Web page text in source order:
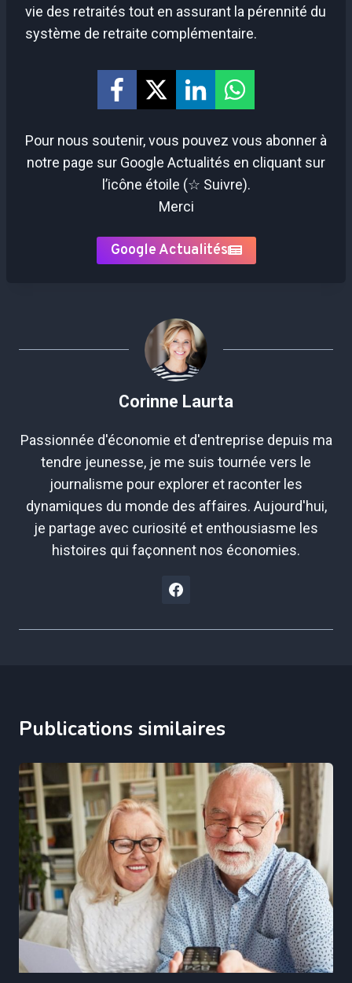
vie des retraités tout en assurant la pérennité du
système de retraite complémentaire.
Pour nous soutenir, vous pouvez vous abonner à
notre page sur Google Actualités en cliquant sur
l’icône étoile (☆ Suivre).
Merci
Google Actualités
Corinne Laurta
Passionnée d'économie et d'entreprise depuis ma
tendre jeunesse, je me suis tournée vers le
journalisme pour explorer et raconter les
dynamiques du monde des affaires. Aujourd'hui,
je partage avec curiosité et enthousiasme les
histoires qui façonnent nos économies.
Publications similaires